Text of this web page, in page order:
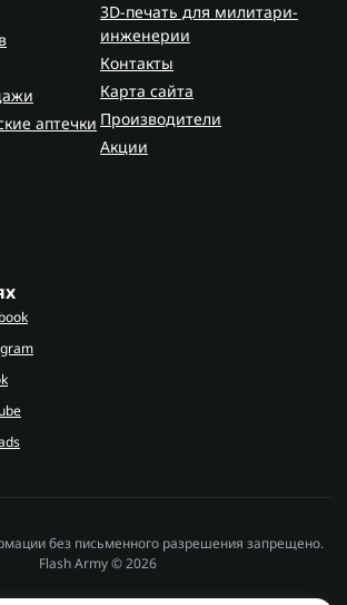
аптечки
3D-печать для милитари-
инженерии
Контакты
Карта сайта
Производители
Акции
без письменного разрешения запрещено.
Flash Army © 2026